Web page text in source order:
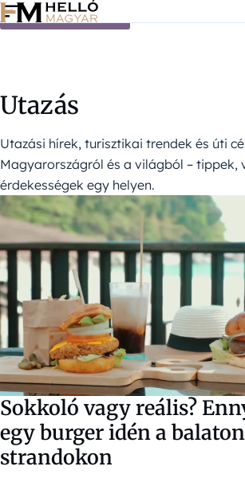
Ugrás a tartalomra
Utazás
Utazási hírek, turisztikai trendek és úti
Magyarországról és a világból – tippek,
érdekességek egy helyen.
Sokkoló vagy reális?
egy burger idén a
strandokon